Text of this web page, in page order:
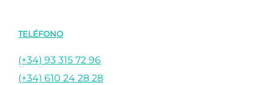
TELÉFONO
(+34) 93 315 72 96
(+34) 610 24 28 28